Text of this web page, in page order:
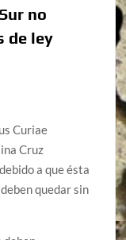
no
de ley
Curiae
Cruz
a que ésta
quedar sin